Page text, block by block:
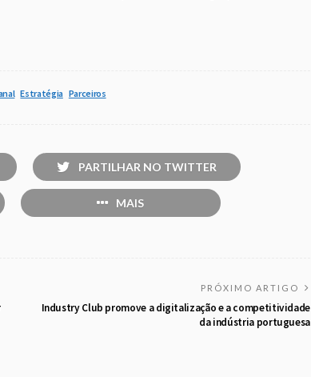
Estratégia Parceiros
PARTILHAR NO TWITTER
MAIS
PRÓXIMO ARTIGO
Industry Club promove a digitalização e a competitividade
da indústria portuguesa